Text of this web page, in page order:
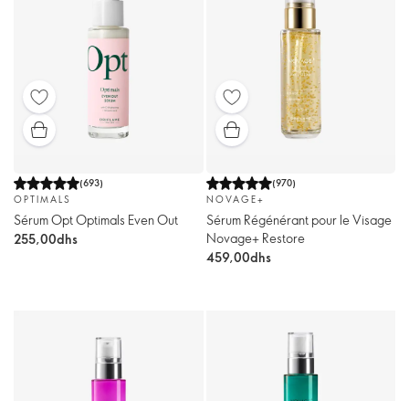
(693)
OPTIMALS
Sérum Opt Optimals Even Out
255,00dhs
(970)
NOVAGE+
Sérum Régénérant pour le Visage
Novage+ Restore
459,00dhs